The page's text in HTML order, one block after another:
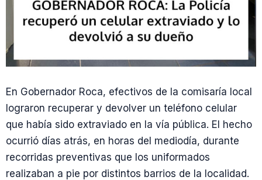
En Gobernador Roca, efectivos de la comisaría local
lograron recuperar y devolver un teléfono celular
que había sido extraviado en la vía pública. El hecho
ocurrió días atrás, en horas del mediodía, durante
recorridas preventivas que los uniformados
realizaban a pie por distintos barrios de la localidad.